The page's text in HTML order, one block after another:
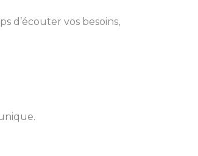
d’écouter vos besoins,